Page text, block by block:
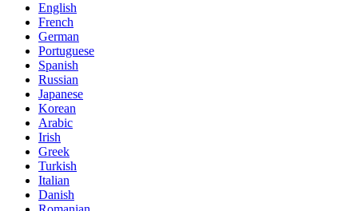
English
French
German
Portuguese
Spanish
Russian
Japanese
Korean
Arabic
Irish
Greek
Turkish
Italian
Danish